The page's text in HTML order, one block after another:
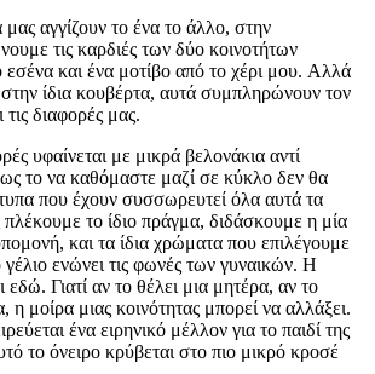
αγγίζουν το ένα το άλλο, στην
τις καρδιές των δύο κοινοτήτων
και ένα μοτίβο από το χέρι μου. Αλλά
ίδια κουβέρτα, αυτά συμπληρώνουν τον
διαφορές μας.
υφαίνεται με μικρά βελονάκια αντί
το να καθόμαστε μαζί σε κύκλο δεν θα
που έχουν συσσωρευτεί όλα αυτά τα
το ίδιο πράγμα, διδάσκουμε η μία
και τα ίδια χρώματα που επιλέγουμε
ενώνει τις φωνές των γυναικών. Η
εδώ. Γιατί αν το θέλει μια μητέρα, αν το
η μοίρα μιας κοινότητας μπορεί να αλλάξει.
ένα ειρηνικό μέλλον για το παιδί της
το όνειρο κρύβεται στο πιο μικρό κροσέ